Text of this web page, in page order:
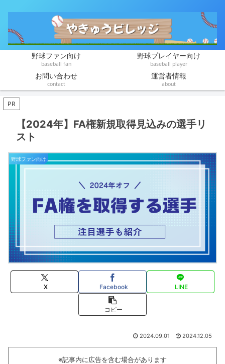
野球ファン向け
baseball fan
野球プレイヤー向け
baseball player
お問い合わせ
contact
運営者情報
about
PR
【2024年】FA権新規取得見込みの選手リ
スト
野球ファン向け
X Facebook LINE
コピー
2024.09.01 2024.12.05
※記事内に広告を含む場合があります